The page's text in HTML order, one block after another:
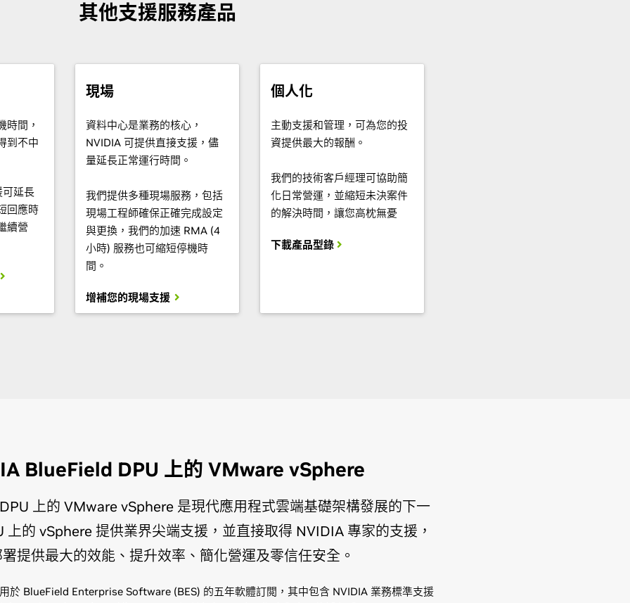
其他支援服務產品
時間，
到不中
延長
回應時
續營
現場
資料中心是業務的核心，
NVIDIA 可提供直接支援，儘
量延長正常運行時間。
我們提供多種現場服務，包括
現場工程師確保正確完成設定
與更換，我們的加速 RMA (4
小時) 服務也可縮短停機時
間。
增補您的現場支援
個人化
主動支援和管理，可為您的投
資提供最大的報酬。
我們的技術客戶經理可協助簡
化日常營運，並縮短未決案件
的解決時間，讓您高枕無憂
下載產品型錄
BlueField DPU 上的 VMware vSphere
上的 VMware vSphere 是現代應用程式雲端基礎架構發展的下一
上的 vSphere 提供業界尖端支援，並直接取得 NVIDIA 專家的支援，
提供最大的效能、提升效率、簡化營運及零信任安全。
於 BlueField Enterprise Software (BES) 的五年軟體訂閲，其中包含 NVIDIA 業務標準支援